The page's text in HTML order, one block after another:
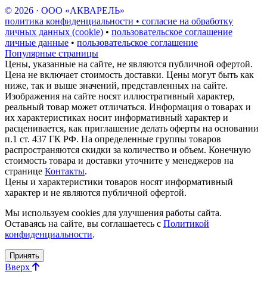
© 2026 · ООО «АКВАРЕЛЬ»
политика конфиденциальности • согласие на обработку
личных данных (cookie) • пользовательское соглашение
личные данные • пользовательское соглашение
Популярные страницы
Цены, указанные на сайте, не являются публичной офертой.
Цена не включает стоимость доставки. Цены могут быть как
ниже, так и выше значений, представленных на сайте.
Изображения на сайте носят иллюстративный характер,
реальный товар может отличаться. Информация о товарах и
их характеристиках носит информативный характер и
расценивается, как приглашение делать оферты на основании
п.1 ст. 437 ГК РФ. На определенные группы товаров
распространяются скидки за количество и объем. Конечную
стоимость товара и доставки уточните у менеджеров на
странице Контакты.
Цены и характеристики товаров носят информативный
характер и не являются публичной офертой.
Мы используем cookies для улучшения работы сайта.
Оставаясь на сайте, вы соглашаетесь с Политикой
конфиденциальности.
Принять
Вверх